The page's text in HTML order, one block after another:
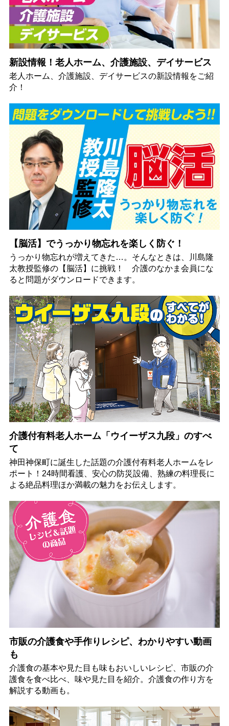
新設情報！老人ホーム、介護施設、デイサービス
老人ホーム、介護施設、デイサービスの新設情報をご紹
介！
【脳活】でうっかり物忘れを楽しく防ぐ！
うっかり物忘れが増えてきた…。そんなときは、川島隆
太教授監修の【脳活】に挑戦！ 介護のなかま会員にな
ると問題がダウンロードできます。
介護付有料老人ホーム「ウイーザス九段」のすべ
て
神田神保町に誕生した話題の介護付有料老人ホームをレ
ポート！24時間看護、安心の防災設備、熟練の料理長に
よる絶品料理ほか満載の魅力をお伝えします。
市販の介護食や手作りレシピ、わかりやすい動画
も
介護食の基本や見た目も味もおいしいレシピ、市販の介
護食を食べ比べ、味や見た目を紹介。介護食の作り方を
解説する動画も。